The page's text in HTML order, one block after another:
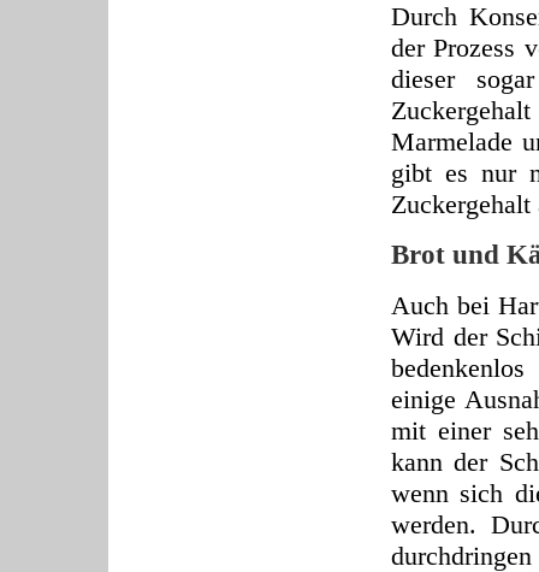
Durch
der Prozess
dieser
Marmelade
gibt es nur
Brot und
Auch bei
Wird der
einige
mit einer
kann der
wenn sich
werden.